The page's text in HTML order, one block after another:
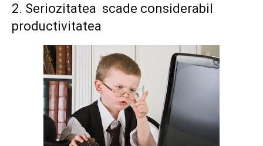
2. Seriozitatea scade considerabil
productivitatea